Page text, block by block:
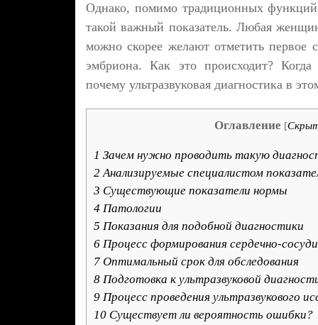
Однако, помимо традиционных
такой важный показатель. Любая
можно скорее желают отметить первое
эмбриона. Как это происходит? Когда
почему ультразвуковая диагностика в
Оглавление [
1 Зачем нужно проводить такую
2 Анализируемые специалистом
3 Существующие показатели нормы
4 Патологии
5 Показания для подобной диагностики
6 Процесс формирования сердечно-
7 Оптимальный срок для обследования
8 Подготовка к ультразвуковой
9 Процесс проведения ультразвукового
10 Существует ли вероятность ошибки?